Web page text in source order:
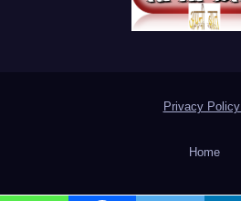
Privacy Policy
Home